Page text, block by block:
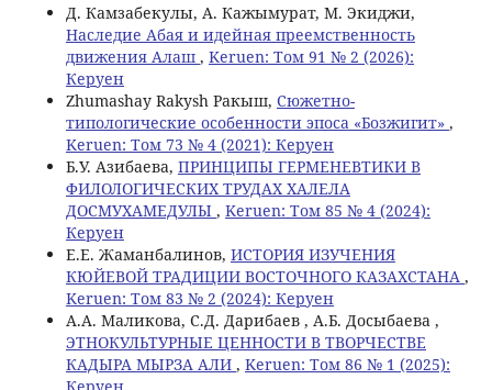
Д. Камзабекулы, А. Кажымурат, М. Экиджи,
Наследие Абая и идейная преемственность
движения Алаш , Keruen: Том 91 № 2 (2026):
Керуен
Zhumashay Rakysh Ракыш, Сюжетно-
типологические особенности эпоса «Бозжигит» ,
Keruen: Том 73 № 4 (2021): Керуен
Б.У. Азибаева, ПРИНЦИПЫ ГЕРМЕНЕВТИКИ В
ФИЛОЛОГИЧЕСКИХ ТРУДАХ ХАЛЕЛА
ДОСМУХАМЕДУЛЫ , Keruen: Том 85 № 4 (2024):
Керуен
Е.Е. Жаманбалинов, ИСТОРИЯ ИЗУЧЕНИЯ
КЮЙЕВОЙ ТРАДИЦИИ ВОСТОЧНОГО КАЗАХСТАНА ,
Keruen: Том 83 № 2 (2024): Керуен
A.A. Маликова, С.Д. Дарибаев , А.Б. Досыбаева ,
ЭТНОКУЛЬТУРНЫЕ ЦЕННОСТИ В ТВОРЧЕСТВЕ
КАДЫРА МЫРЗА АЛИ , Keruen: Том 86 № 1 (2025):
Керуен